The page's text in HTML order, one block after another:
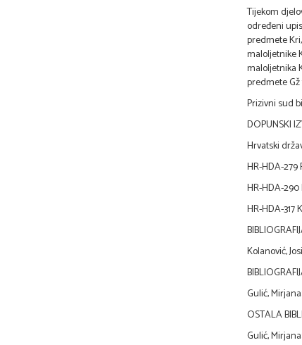
Tijekom
određeni
predmete
maloljetnike
maloljetnika
predmete
Prizivni sud
DOPUNSKI
Hrvatski
HR-HDA-
HR-HDA-
HR-HDA-
Kolanović,
Gulić,
OSTALA
Gulić,